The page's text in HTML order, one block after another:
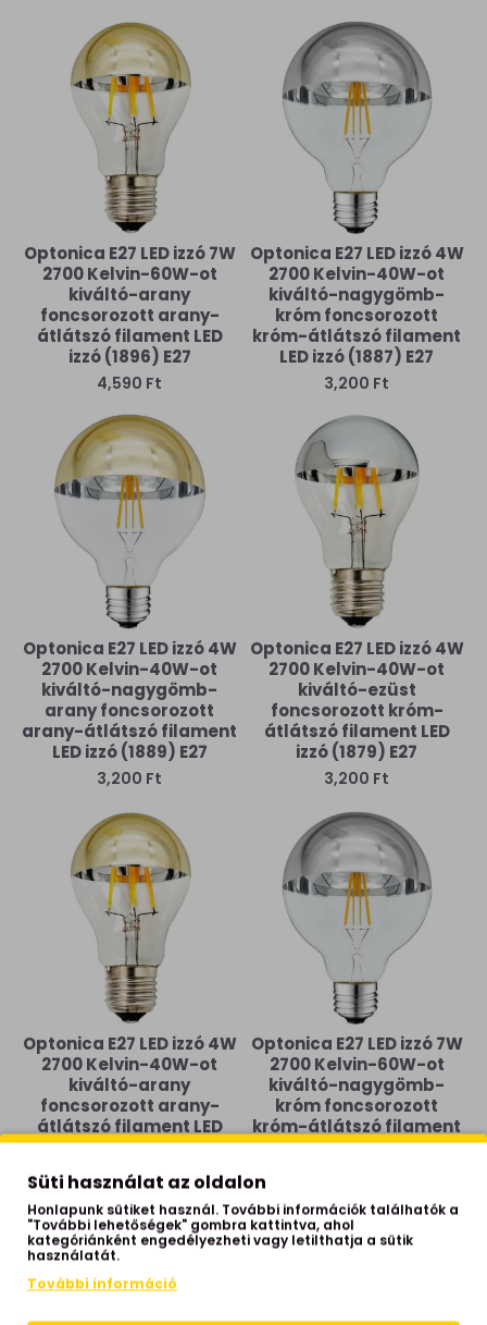
Optonica E27 LED izzó 7W
2700 Kelvin-60W-ot
kiváltó-arany
foncsorozott arany-
átlátszó filament LED
izzó (1896) E27
4,590 Ft
Optonica E27 LED izzó 4W
2700 Kelvin-40W-ot
kiváltó-nagygömb-
króm foncsorozott
króm-átlátszó filament
LED izzó (1887) E27
3,200 Ft
Optonica E27 LED izzó 4W
2700 Kelvin-40W-ot
kiváltó-nagygömb-
arany foncsorozott
arany-átlátszó filament
LED izzó (1889) E27
3,200 Ft
Optonica E27 LED izzó 4W
2700 Kelvin-40W-ot
kiváltó-ezüst
foncsorozott króm-
átlátszó filament LED
izzó (1879) E27
3,200 Ft
Optonica E27 LED izzó 4W
2700 Kelvin-40W-ot
kiváltó-arany
foncsorozott arany-
átlátszó filament LED
izzó (1893) E27
3,200 Ft
Optonica E27 LED izzó 7W
2700 Kelvin-60W-ot
kiváltó-nagygömb-
króm foncsorozott
króm-átlátszó filament
LED izzó (OP-1888) E27
Süti használat az oldalon
Honlapunk sütiket használ. További információk találhatók a
"További lehetőségek" gombra kattintva, ahol
kategóriánként engedélyezheti vagy letilthatja a sütik
használatát.
További információ